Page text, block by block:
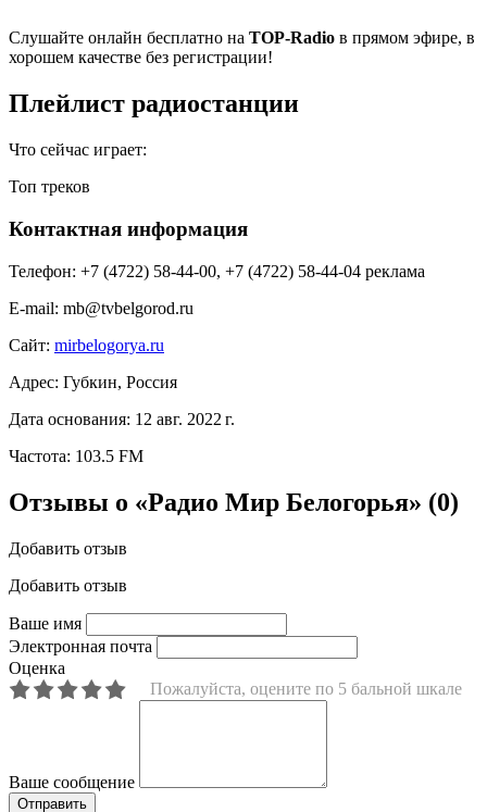
Cлушайте онлайн бесплатно на TOP-Radio в прямом эфире, в
хорошем качестве без регистрации!
Плейлист радиостанции
Что сейчас играет:
Топ треков
Контактная информация
Телефон: +7 (4722) 58-44-00, +7 (4722) 58-44-04 реклама
E-mail: mb@tvbelgorod.ru
Сайт: mirbelogorya.ru
Адрес: Губкин, Россия
Дата основания: 12 авг. 2022 г.
Частота: 103.5 FM
Отзывы о «Радио Мир Белогорья» (0)
Добавить отзыв
Добавить отзыв
Ваше имя
Электронная почта
Оценка
Пожалуйста, оцените по 5 бальной шкале
Ваше сообщение